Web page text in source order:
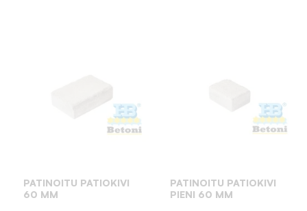
PATINOITU PATIOKIVI
60 MM
PATINOITU PATIOKIVI
PIENI 60 MM